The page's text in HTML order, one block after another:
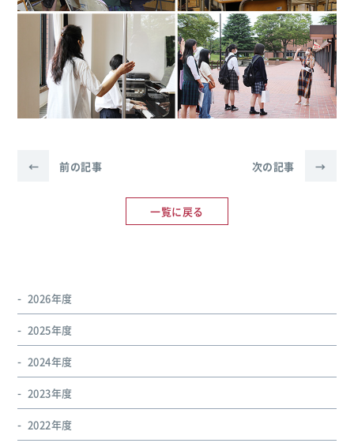
← 前の記事
一覧に戻る
次の記事 →
2026年度
2025年度
2024年度
2023年度
2022年度